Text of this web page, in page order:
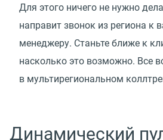
Для этого ничего не нужно
направит звонок из региона к
менеджеру. Станьте ближе к
насколько это возможно. Все
в мультирегиональном
Динамический